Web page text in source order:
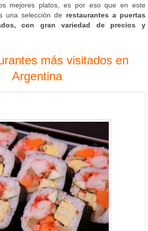
mejores platos, es por eso que en este
una selección de restaurantes a puertas
con gran variedad de precios y
más visitados en
Argentina